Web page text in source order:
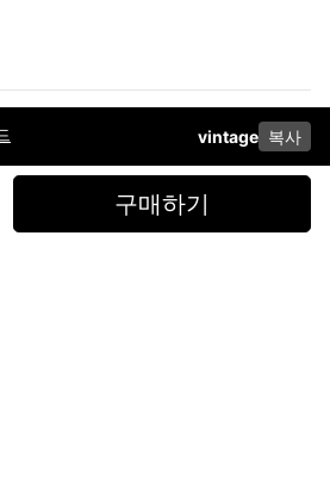
vintage 복사
구매하기
개인정보 처리방침사업자 정보다운로드
페이스북